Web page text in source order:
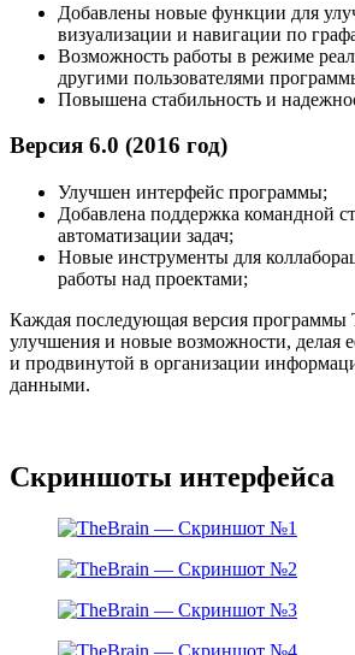
Добавлены новые функции для
визуализации и навигации по
Возможность работы в режиме
другими пользователями
Повышена стабильность и
Версия 6.0 (2016 год)
Улучшен интерфейс программы;
Добавлена поддержка командной
автоматизации задач;
Новые инструменты для
работы над проектами;
Каждая последующая версия программы
улучшения и новые возможности, делая
и продвинутой в организации
данными.
Скриншоты интерфейса